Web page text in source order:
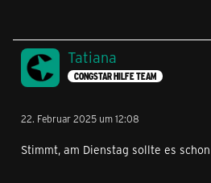
Tatiana
CONGSTAR HILFE TEAM
22. Februar 2025 um 12:08
Stimmt, am Dienstag sollte es